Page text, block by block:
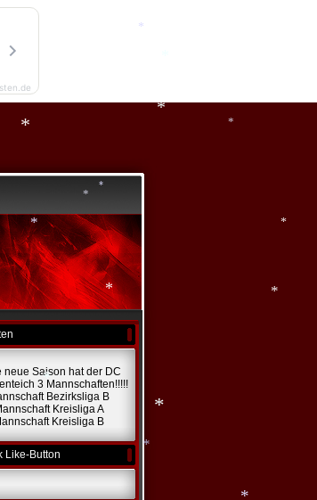
neue Saison hat der DC
3 Mannschaften!!!!!
Bezirksliga B
Kreisliga A
Kreisliga B
Like-Button
*
*
*
*
*
*